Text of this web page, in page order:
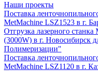
Наши проекты
Поставка
MetMachine LSZ1523 в г.
Отгрузка лазерного
(3000W) в г. Новосибирск
Полимеризации"
Поставка
MetMachine LSZ1120 в г.